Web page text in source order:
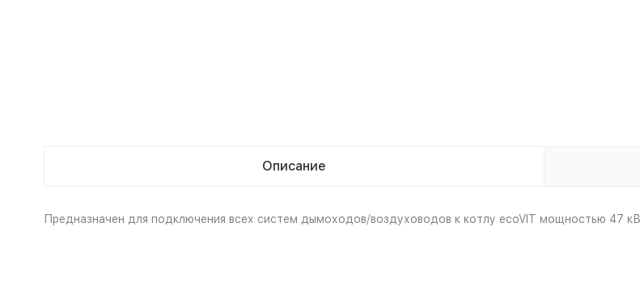
Описание
Предназначен для подключения всех систем дымоходов/воздуховодов к котлу ecoVIT мощностью 47